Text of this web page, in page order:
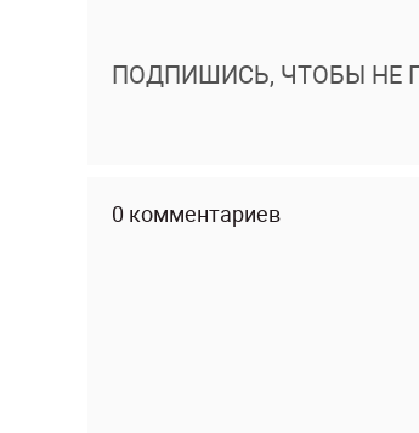
ПОДПИШИСЬ, ЧТОБЫ НЕ
0 комментариев